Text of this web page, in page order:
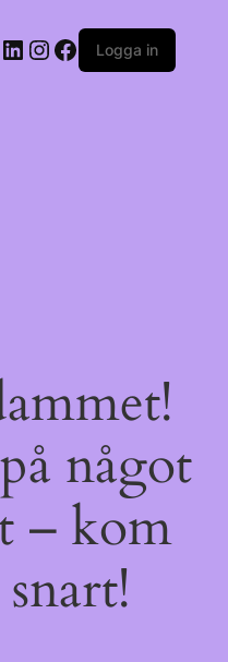
LinkedIn
Instagram
Facebook
Logga in
något
– kom